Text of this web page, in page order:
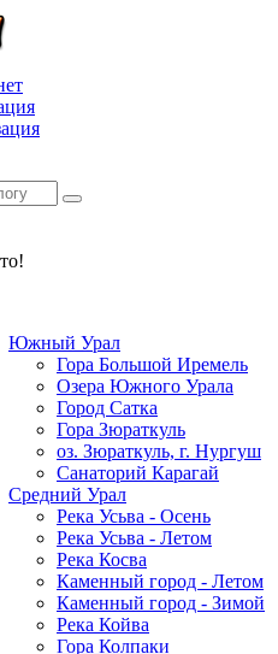
Южный Урал
Гора Большой Иремель
Озера Южного Урала
Город Сатка
Гора Зюраткуль
оз. Зюраткуль, г. Нургуш
Санаторий Карагай
Средний Урал
Река Усьва - Осень
Река Усьва - Летом
Река Косва
Каменный город - Летом
Каменный город - Зимой
Река Койва
Гора Колпаки